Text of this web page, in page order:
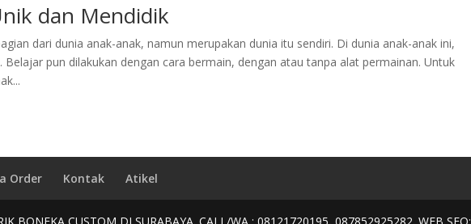
dan Mendidik
dari dunia anak-anak, namun merupakan dunia itu sendiri. Di dunia anak-anak ini,
Belajar pun dilakukan dengan cara bermain, dengan atau tanpa alat permainan. Untuk
Order Kontak Atikel